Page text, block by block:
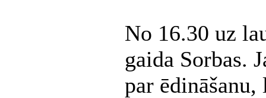
No 16.30 uz
gaida Sorbas.
par